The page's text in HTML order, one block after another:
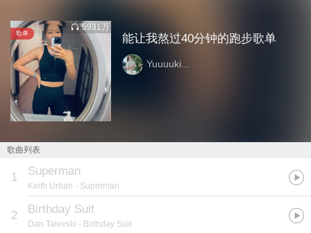
歌单
5931万
能让我熬过40分钟的跑步歌单
Yuuuuki...
歌曲列表
1 Superman
Keith Urban - Superman
2 Birthday Suit
Dan Talevski - Birthday Suit